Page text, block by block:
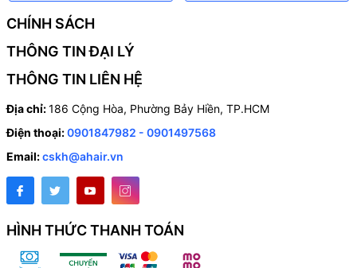
CHÍNH SÁCH
THÔNG TIN ĐẠI LÝ
THÔNG TIN LIÊN HỆ
Địa chỉ:186 Cộng Hòa, Phường Bảy Hiền, TP.HCM
Điện thoại:0901847982 - 0901497568
Email:cskh@ahair.vn
HÌNH THỨC THANH TOÁN